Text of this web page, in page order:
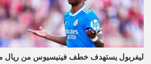
ليفربول يستهدف خطف فينيسيوس من ريال